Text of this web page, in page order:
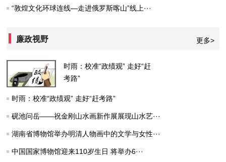
“敦煌文化环球连线—走进俄罗斯喀山”线上···
廉政视野 更多>
时雨：校准“政绩观” 走好“赶
考路”
时雨：校准“政绩观” 走好“赶考路”
砚池问岳——祝金刚山水画新作展展现山水艺···
湖南省博物馆举办明清人物画中的文学与女性···
中国国家博物馆迎来110岁生日 将举办6···